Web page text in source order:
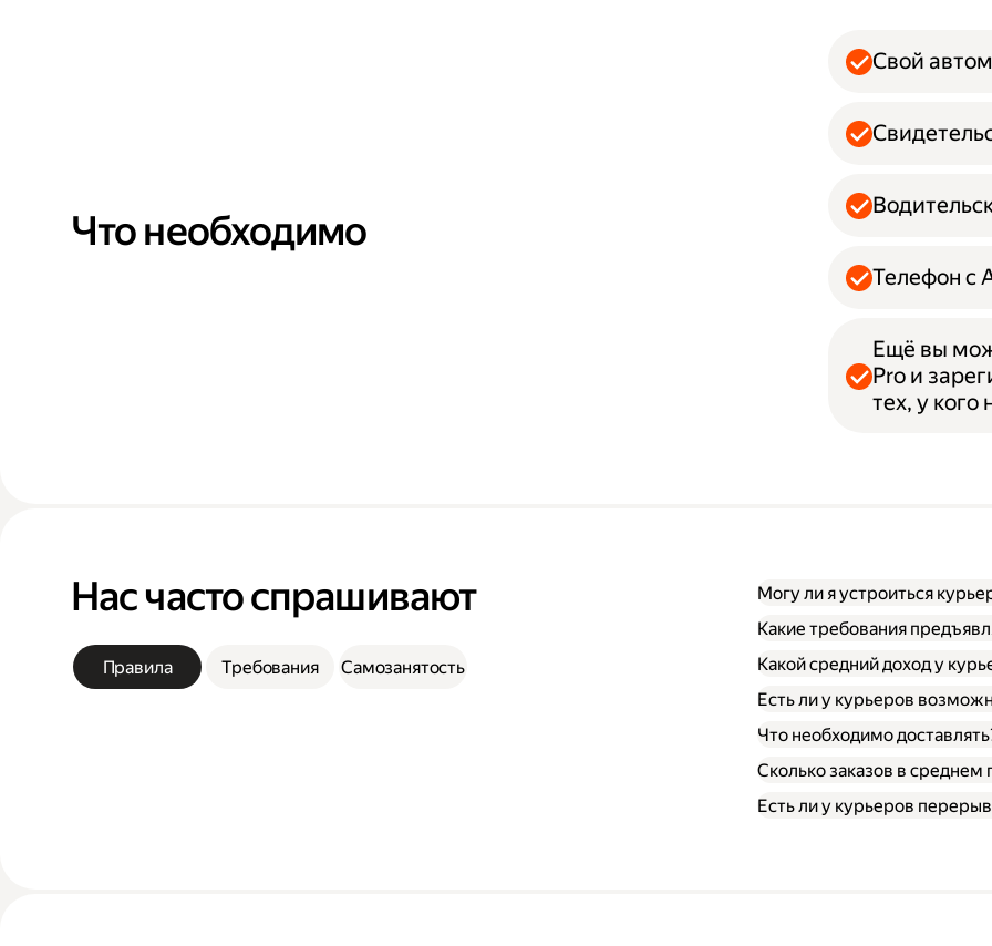
Что необходимо
Свой
Телефон с
Ещё вы
Pro и
тех, у
Нас часто спрашивают
Правила Требования Самозанятость
Могу ли я устроиться
Какие требования
Какой средний доход у
Есть ли у курьеров
Что необходимо
Сколько заказов в среднем
Есть ли у курьеров